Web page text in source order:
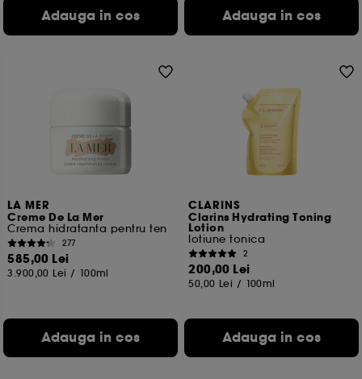
Adauga in cos Adauga in cos
LA MER
Creme De La Mer
Crema hidratanta pentru ten
277
585,00 Lei
3.900,00 Lei / 100ml
Adauga in cos
CLARINS
Clarins Hydrating Toning
Lotion
lotiune tonica
2
200,00 Lei
50,00 Lei / 100ml
Adauga in cos